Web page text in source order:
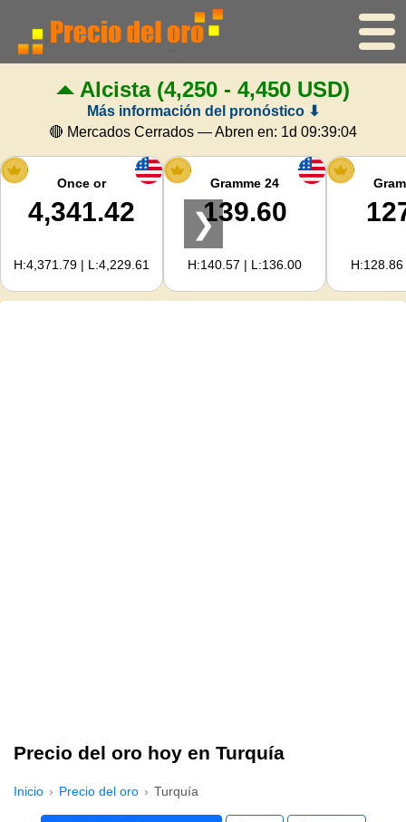
Inicio
Precio del oro
Precio de la plata
Calculadora de oro
Para Webmasters
Alcista(4,250 - 4,450 USD)
Más información del pronóstico ⬇
🔴 Mercados Cerrados — Abren en: 1d 09:39:04
Once or
4,341.42
H:4,371.79 | L:4,229.61
Gramme 24
139.60
H:140.57 | L:136.00
❯
Precio del oro hoy en Turquía
Inicio Precio del oro Turquía